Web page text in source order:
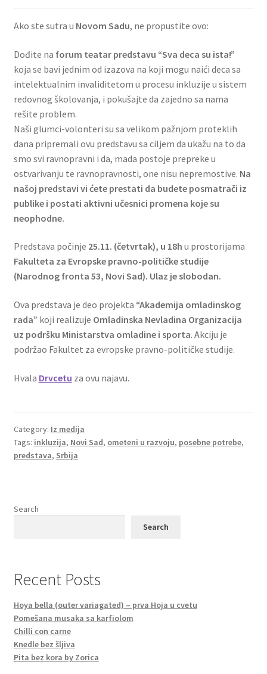
Ako ste sutra u Novom Sadu, ne propustite ovo:
Dođite na forum teatar predstavu “Sva deca su ista!”
koja se bavi jednim od izazova na koji mogu naići deca sa
intelektualnim invaliditetom u procesu inkluzije u sistem
redovnog školovanja, i pokušajte da zajedno sa nama
rešite problem.
Naši glumci-volonteri su sa velikom pažnjom proteklih
dana pripremali ovu predstavu sa ciljem da ukažu na to da
smo svi ravnopravni i da, mada postoje prepreke u
ostvarivanju te ravnopravnosti, one nisu nepremostive. Na
našoj predstavi vi ćete prestati da budete posmatrači iz
publike i postati aktivni učesnici promena koje su
neophodne.
Predstava počinje 25.11. (četvrtak), u 18h u prostorijama
Fakulteta za Evropske pravno-političke studije
(Narodnog fronta 53, Novi Sad). Ulaz je slobodan.
Ova predstava je deo projekta “Akademija omladinskog
rada” koji realizuje Omladinska Nevladina Organizacija
uz podršku Ministarstva omladine i sporta. Akciju je
podržao Fakultet za evropske pravno-političke studije.
Hvala Drvcetu za ovu najavu.
Category: Iz medija
Tags: inkluzija, Novi Sad, ometeni u razvoju, posebne potrebe,
predstava, Srbija
Search
Search
Recent Posts
Hoya bella (outer variagated) – prva Hoja u cvetu
Pomešana musaka sa karfiolom
Chilli con carne
Knedle bez šljiva
Pita bez kora by Zorica